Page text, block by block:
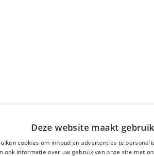
Staat
Deze website maakt
cookies om inhoud en advertenties te
ook informatie over uw gebruik van onze site met